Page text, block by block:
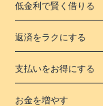
低金利で賢く借りる
返済をラクにする
支払いをお得にする
お金を増やす